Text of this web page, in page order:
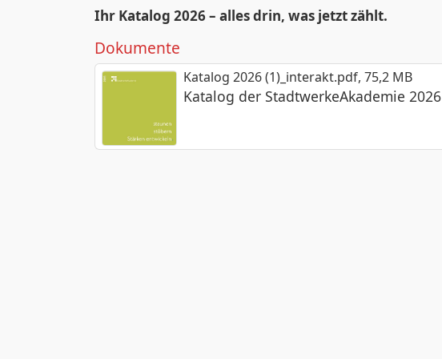
Ihr Katalog 2026 – alles drin, was jetzt zählt.
Dokumente
Katalog 2026 (1)_interakt.pdf, 75,2 MB
Katalog der StadtwerkeAkademie 2026